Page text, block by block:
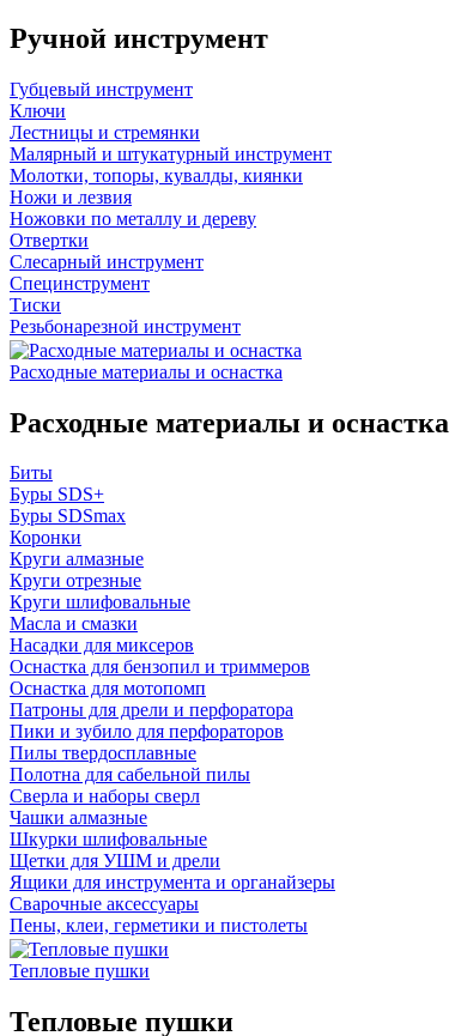
Ручной инструмент
Губцевый инструмент
Ключи
Лестницы и стремянки
Малярный и штукатурный инструмент
Молотки, топоры, кувалды, киянки
Ножи и лезвия
Ножовки по металлу и дереву
Отвертки
Слесарный инструмент
Специнструмент
Тиски
Резьбонарезной инструмент
Расходные материалы и оснастка
Расходные материалы и оснастка
Биты
Буры SDS+
Буры SDSmax
Коронки
Круги алмазные
Круги отрезные
Круги шлифовальные
Масла и смазки
Насадки для миксеров
Оснастка для бензопил и триммеров
Оснастка для мотопомп
Патроны для дрели и перфоратора
Пики и зубило для перфораторов
Пилы твердосплавные
Полотна для сабельной пилы
Сверла и наборы сверл
Чашки алмазные
Шкурки шлифовальные
Щетки для УШМ и дрели
Ящики для инструмента и органайзеры
Сварочные аксессуары
Пены, клеи, герметики и пистолеты
Тепловые пушки
Тепловые пушки